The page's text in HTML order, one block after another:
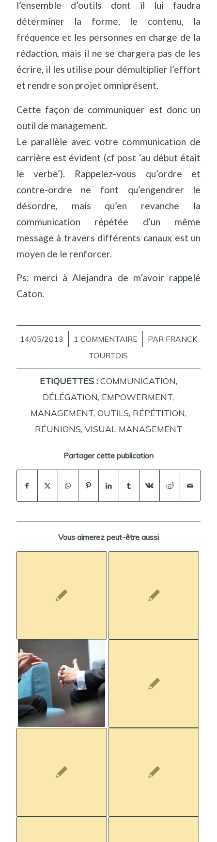
l’ensemble d’outils dont il lui faudra
déterminer la forme, le contenu, la
fréquence et les personnes en charge de la
rédaction, mais il ne se chargera pas de les
écrire, il les utilise pour démultiplier l’effort
et rendre son projet omniprésent.
Cette façon de communiquer est donc un
outil de management.
Le parallèle avec votre communication de
carrière est évident (cf post ‘au début était
le verbe’). Rappelez-vous qu’ordre et
contre-ordre ne font qu’engendrer le
désordre, mais qu’en revanche la
communication répétée d’un même
message à travers différents canaux est un
moyen de le renforcer.
Ps: merci à Alejandra de m’avoir rappelé
Caton.
14/05/2013
/ 1 COMMENTAIRE
/ PAR FRANCK
TOURTOIS
ETIQUETTES : COMMUNICATION,
DÉLÉGATION, EMPOWERMENT,
MANAGEMENT, OUTILS, RÉPÉTITION,
RÉUNIONS, VISUAL MANAGEMENT
Partager cette publication
Vous aimerez peut-être aussi